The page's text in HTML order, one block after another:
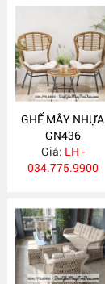
GHẾ MÂY NHỰA
GN436
Giá: LH -
034.775.9900